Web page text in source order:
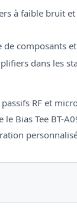
à faible bruit et
composants
dans les
RF et
le Bias Tee BT-